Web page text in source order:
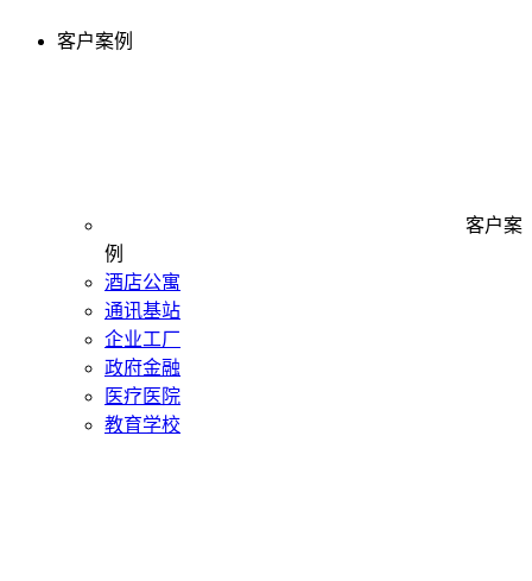
客户案例
客户案
例
酒店公寓
通讯基站
企业工厂
政府金融
医疗医院
教育学校